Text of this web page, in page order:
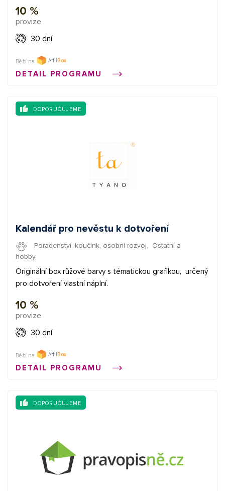
10 %
provize
30 dní
Běží na
DETAIL PROGRAMU
DOPORUČUJEME
Kalendář pro nevěstu k dotvoření
Poradenství, koučink, osobní rozvoj, Ostatní a
hobby
Originální box růžové barvy s tématickou grafikou, určený
pro dotvoření vlastní náplní.
10 %
provize
30 dní
Běží na
DETAIL PROGRAMU
DOPORUČUJEME